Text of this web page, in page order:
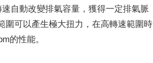
自動改變排氣容量，獲得一定排氣脈
圍可以產生極大扭力，在高轉速範圍時
的性能。